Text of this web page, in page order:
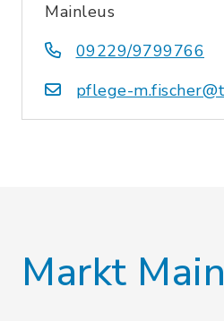
Mainleus
09229/9799766
pflege-
Markt